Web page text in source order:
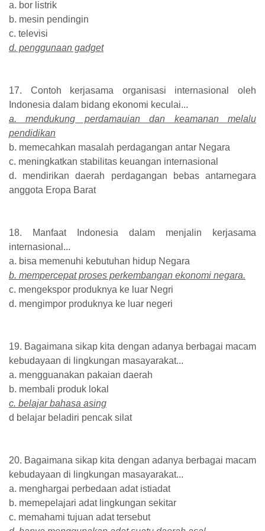
a. bor listrik
b. mesin pendingin
c. televisi
d. penggunaan gadget
17. Contoh kerjasama organisasi internasional oleh
Indonesia dalam bidang ekonomi keculai...
a. mendukung perdamauian dan keamanan melalu
pendidikan
b. memecahkan masalah perdagangan antar Negara
c. meningkatkan stabilitas keuangan internasional
d. mendirikan daerah perdagangan bebas antarnegara
anggota Eropa Barat
18. Manfaat Indonesia dalam menjalin kerjasama
internasional...
a. bisa memenuhi kebutuhan hidup Negara
b. mempercepat proses perkembangan ekonomi negara.
c. mengekspor produknya ke luar Negri
d. mengimpor produknya ke luar negeri
19. Bagaimana sikap kita dengan adanya berbagai macam
kebudayaan di lingkungan masayarakat...
a. mengguanakan pakaian daerah
b. membali produk lokal
c. belajar bahasa asing
d belajar beladiri pencak silat
20. Bagaimana sikap kita dengan adanya berbagai macam
kebudayaan di lingkungan masayarakat...
a. menghargai perbedaan adat istiadat
b. memepelajari adat lingkungan sekitar
c. memahami tujuan adat tersebut